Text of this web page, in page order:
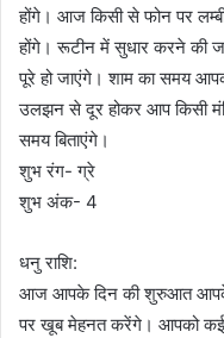
होंगे। आज किसी से फोन पर
होंगे। रूटीन में सुधार करने की
पूरे हो जाएंगे। शाम का समय
उलझन से दूर होकर आप किसी
समय बिताएंगे।
शुभ रंग- ग्रे
शुभ अंक- 4
धनु राशि:
आज आपके दिन की शुरुआत आपके
पर खूब मेहनत करेंगे। आपको कई